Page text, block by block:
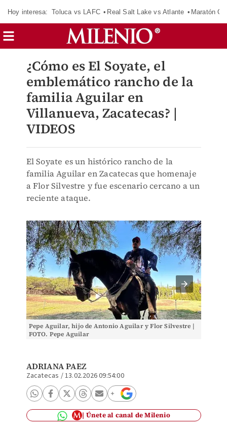
Hoy interesa: Toluca vs LAFC Real Salt Lake vs Atlante Maratón
¿Cómo es El Soyate, el
emblemático rancho de la
familia Aguilar en
Villanueva, Zacatecas? |
VIDEOS
El Soyate es un histórico rancho de la
familia Aguilar en Zacatecas que homenaje
a Flor Silvestre y fue escenario cercano a un
reciente ataque.
Pepe Aguilar, hijo de Antonio Aguilar y Flor Silvestre |
FOTO. Pepe Aguilar
ADRIANA PAEZ
Zacatecas /13.02.2026 09:54:00
Únete al canal de Milenio